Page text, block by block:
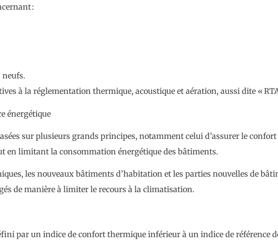
:
neufs.
à la réglementation thermique, acoustique et aération, aussi dite «
énergétique
sur plusieurs grands principes, notamment celui d’assurer le
en limitant la consommation énergétique des bâtiments.
les nouveaux bâtiments d’habitation et les parties nouvelles de
de manière à limiter le recours à la climatisation.
par un indice de confort thermique inférieur à un indice de référence